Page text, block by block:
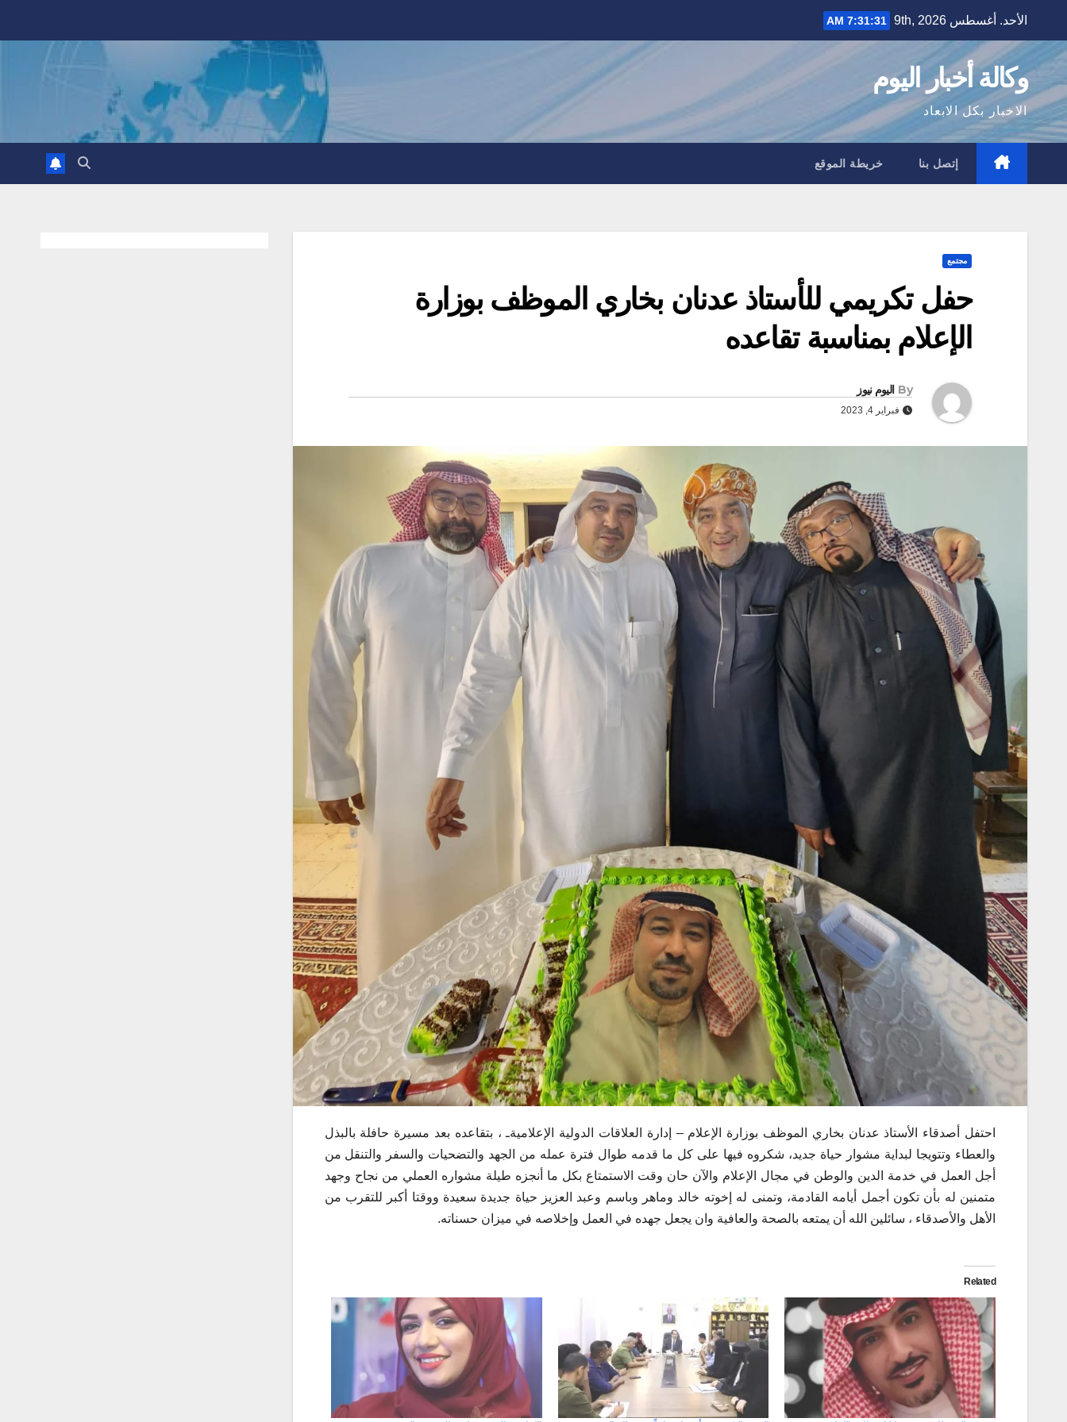
content
الأحد. أغسطس 9th, 2026 7:31:32 AM
وكالة أخبار اليوم
الاخبار بكل الابعاد
إتصل بنا خريطة الموقع
مجتمع
حفل تكريمي للأستاذ عدنان بخاري الموظف بوزارة
الإعلام بمناسبة تقاعده
By اليوم نيوز
فبراير 4, 2023
احتفل أصدقاء الأستاذ عدنان بخاري الموظف بوزارة الإعلام – إدارة العلاقات الدولية الإعلاميةـ ، بتقاعده بعد مسيرة حافلة بالبذل
والعطاء وتتويجا لبداية مشوار حياة جديد، شكروه فيها على كل ما قدمه طوال فترة عمله من الجهد والتضحيات والسفر والتنقل من
أجل العمل في خدمة الدين والوطن في مجال الإعلام والآن حان وقت الاستمتاع بكل ما أنجزه طيلة مشواره العملي من نجاح وجهد
متمنين له بأن تكون أجمل أيامه القادمة، وتمنى له إخوته خالد وماهر وباسم وعبد العزيز حياة جديدة سعيدة ووقتا أكبر للتقرب من
الأهل والأصدقاء ، سائلين الله أن يمتعه بالصحة والعافية وان يجعل جهده في العمل وإخلاصه في ميزان حسناته.
Related